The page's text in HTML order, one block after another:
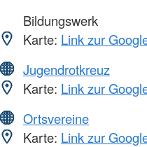
Bildungswerk
Karte: Link zur
Jugendrotkreuz
Karte: Link zur
Ortsvereine
Karte: Link zur